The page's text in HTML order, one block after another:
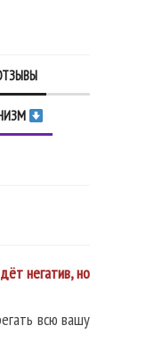
негатив, но
всю вашу